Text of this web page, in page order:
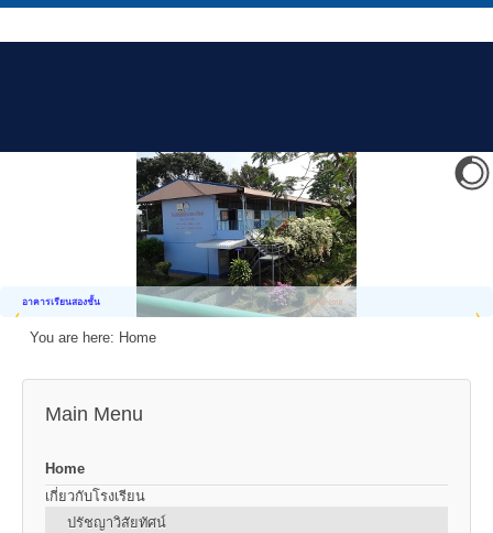
อาคารเรียนสองชั้น
You are here: Home
Main Menu
Home
เกี่ยวกับโรงเรียน
ปรัชญาวิสัยทัศน์